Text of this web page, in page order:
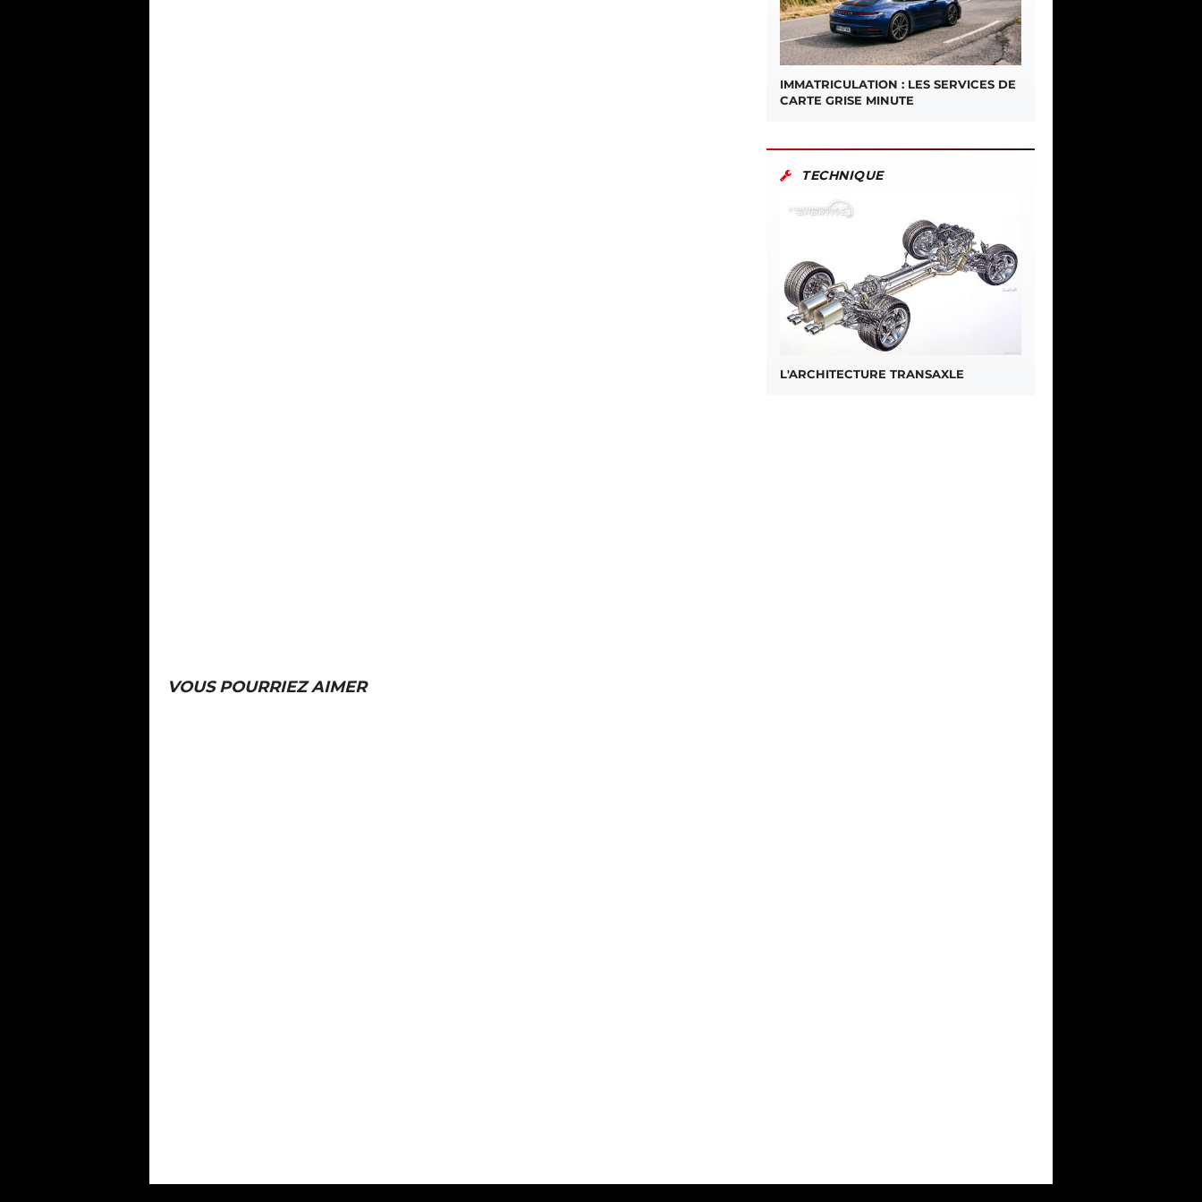
IMMATRICULATION : LES SERVICES DE
CARTE GRISE MINUTE
TECHNIQUE
L'ARCHITECTURE TRANSAXLE
VOUS POURRIEZ AIMER